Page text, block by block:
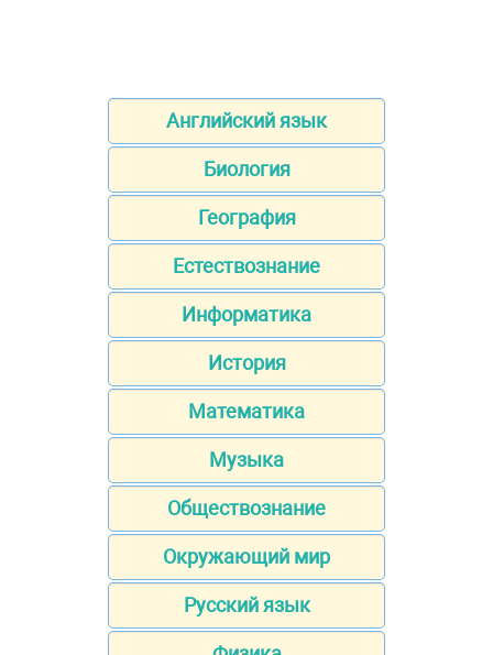
Английский язык
Биология
География
Естествознание
Информатика
История
Математика
Музыка
Обществознание
Окружающий мир
Русский язык